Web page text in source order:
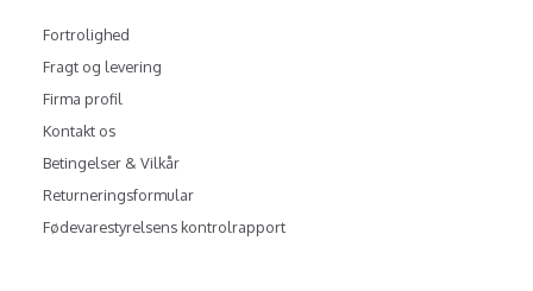
Fortrolighed
Fragt og levering
Firma profil
Kontakt os
Betingelser & Vilkår
Returneringsformular
Fødevarestyrelsens kontrolrapport